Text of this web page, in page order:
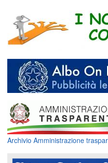
Archivio Amministrazione